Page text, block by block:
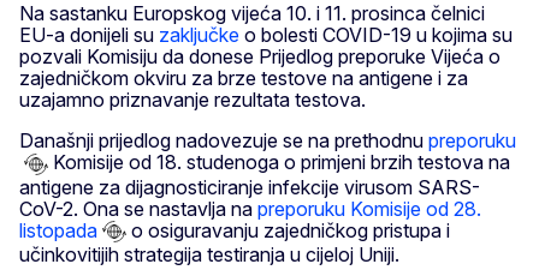
Na sastanku Europskog vijeća 10. i 11. prosinca čelnici
EU-a donijeli su zaključke o bolesti COVID-19 u kojima su
pozvali Komisiju da donese Prijedlog preporuke Vijeća o
zajedničkom okviru za brze testove na antigene i za
uzajamno priznavanje rezultata testova.
Današnji prijedlog nadovezuje se na prethodnu preporuku
Komisije od 18. studenoga o primjeni brzih testova na
antigene za dijagnosticiranje infekcije virusom SARS-
CoV-2. Ona se nastavlja na preporuku Komisije od 28.
listopada
o osiguravanju zajedničkog pristupa i
učinkovitijih strategija testiranja u cijeloj Uniji.